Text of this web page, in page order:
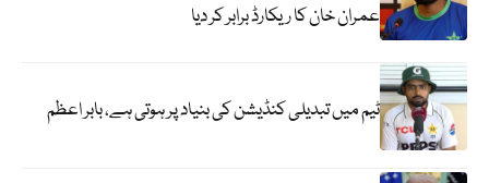
عمران خان کا ریکارڈ برابر کر دیا
ٹیم میں تبدیلی کنڈیشن کی بنیاد پر ہوتی ہے، بابر اعظم